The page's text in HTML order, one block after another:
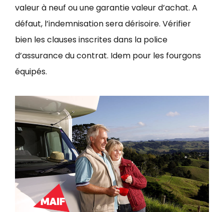
valeur à neuf ou une garantie valeur d’achat. A
défaut, l’indemnisation sera dérisoire. Vérifier
bien les clauses inscrites dans la police
d’assurance du contrat. Idem pour les fourgons
équipés.